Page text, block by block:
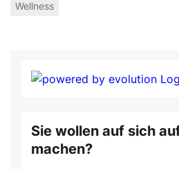
Wellness
Sie wollen auf sich
machen?